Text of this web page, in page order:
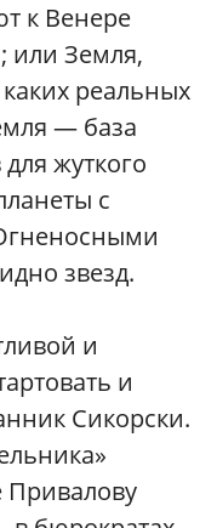
к Венере
или Земля,
реальных
— база
жуткого
с
звезд.
и
и
Сикорски.
Привалову